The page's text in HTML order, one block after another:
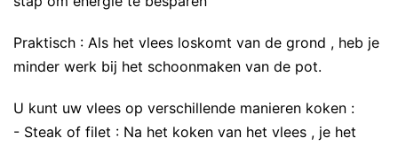
Praktisch : Als het vlees loskomt van de grond , heb je
minder werk bij het schoonmaken van de pot.
U kunt uw vlees op verschillende manieren koken :
- Steak of filet : Na het koken van het vlees , je het